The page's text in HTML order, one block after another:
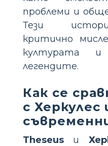
проблеми и
Тези
критично
културата
легендите.
Как се
с Херкулес
Theseus и